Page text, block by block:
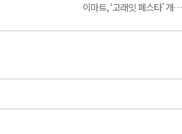
이마트, ‘고래잇 페스타’ 개…